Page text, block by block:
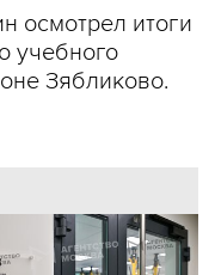
осмотрел итоги
учебного
Зябликово.